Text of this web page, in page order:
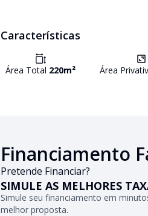
Características
Área Total 220m² Área
Financiamento
Pretende Financiar?
SIMULE AS MELHORES
Simule seu financiamento em
melhor proposta.